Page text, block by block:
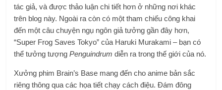
tác giả, và được thảo luận chi tiết hơn ở những nơi khác
trên blog này. Ngoài ra còn có một tham chiếu công khai
đến một câu chuyện ngụ ngôn giả tưởng gần đây hơn,
“Super Frog Saves Tokyo” của Haruki Murakami – bạn có
thể tưởng tượngPenguindrumdiễn ra trong thế giới của nó.
Xưởng phim Brain’s Base mang đến cho anime bản sắc
riêng thông qua các họa tiết chạy cách điệu. Đám đông